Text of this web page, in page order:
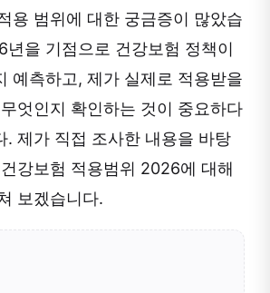
용 범위에 대한 궁금증이 많았습
년을 기점으로 건강보험 정책이
예측하고, 제가 실제로 적용받을
엇인지 확인하는 것이 중요하다
. 제가 직접 조사한 내용을 바탕
강보험 적용범위 2026에 대해
보겠습니다.